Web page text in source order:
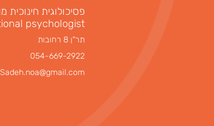
פסיכולוגית חינוכית
psychologist
תר"ן 8 רחובות
054-669-2922
Sadeh.noa@gmail.com